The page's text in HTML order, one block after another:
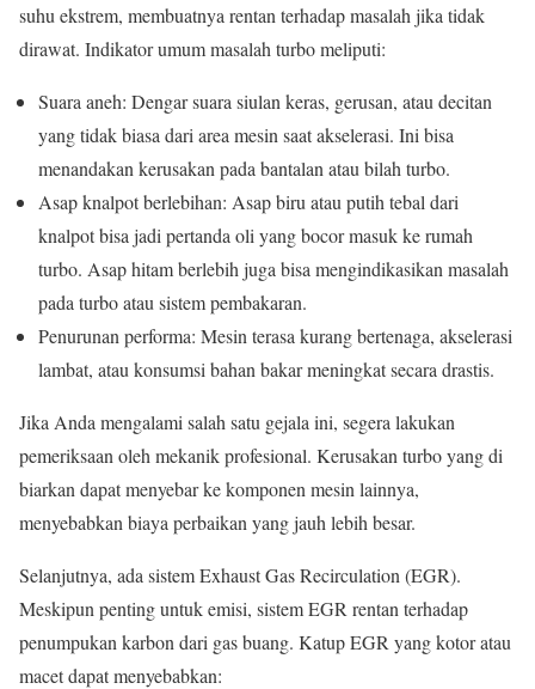
suhu ekstrem, membuatnya rentan terhadap masalah jika tidak
dirawat. Indikator umum masalah turbo meliputi:
Suara aneh: Dengar suara siulan keras, gerusan, atau decitan
yang tidak biasa dari area mesin saat akselerasi. Ini bisa
menandakan kerusakan pada bantalan atau bilah turbo.
Asap knalpot berlebihan: Asap biru atau putih tebal dari
knalpot bisa jadi pertanda oli yang bocor masuk ke rumah
turbo. Asap hitam berlebih juga bisa mengindikasikan masalah
pada turbo atau sistem pembakaran.
Penurunan performa: Mesin terasa kurang bertenaga, akselerasi
lambat, atau konsumsi bahan bakar meningkat secara drastis.
Jika Anda mengalami salah satu gejala ini, segera lakukan
pemeriksaan oleh mekanik profesional. Kerusakan turbo yang di
biarkan dapat menyebar ke komponen mesin lainnya,
menyebabkan biaya perbaikan yang jauh lebih besar.
Selanjutnya, ada sistem Exhaust Gas Recirculation (EGR).
Meskipun penting untuk emisi, sistem EGR rentan terhadap
penumpukan karbon dari gas buang. Katup EGR yang kotor atau
macet dapat menyebabkan: